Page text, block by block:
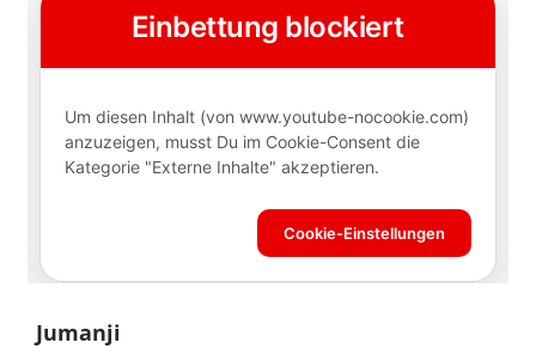
Jumanji